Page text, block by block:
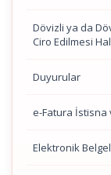
Dövizli ya da
Ciro Edilmesi
Duyurular
e-Fatura İstisna
Elektronik